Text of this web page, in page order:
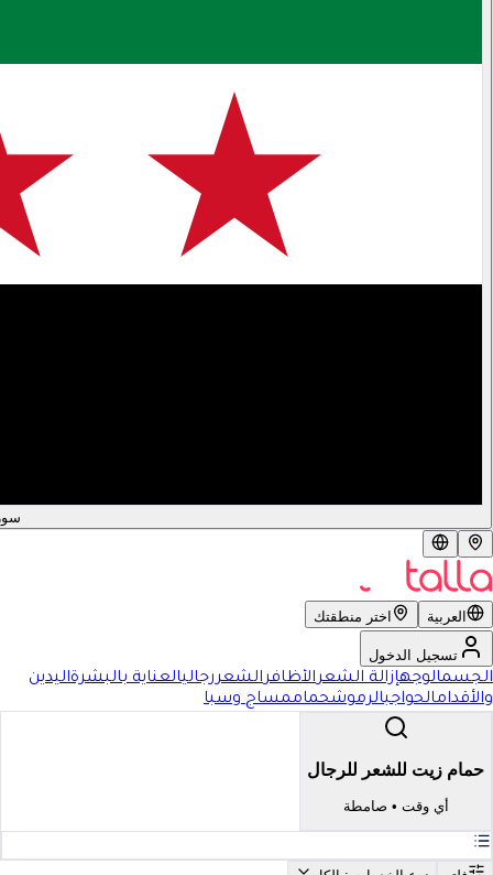
العربية اختر منطقتك
تسجيل الدخول
الجسمالوجهإزالة الشعرالأظافرالشعررجاليالعناية بالبشرةاليدين
والأقدامالحواجبالرموشحماممساج وسبا
حمام زيت للشعر للرجال
أي وقت • صامطة